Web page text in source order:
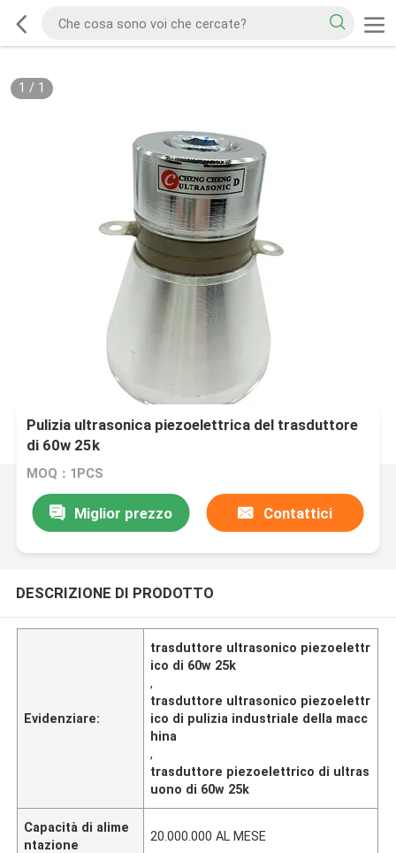
1 / 1
Pulizia ultrasonica piezoelettrica del trasduttore
di 60w 25k
MOQ：1PCS
Miglior prezzo Contattici
DESCRIZIONE DI PRODOTTO
Evidenziare:
trasduttore ultrasonico piezoelettr
ico di 60w 25k
,
trasduttore ultrasonico piezoelettr
ico di pulizia industriale della macc
hina
,
trasduttore piezoelettrico di ultras
uono di 60w 25k
Capacità di alime
ntazione
20.000.000 AL MESE